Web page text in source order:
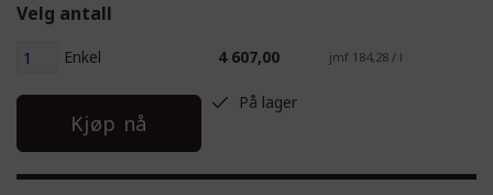
Velg antall
Enkel 4 607,00 jmf 184,28 / l
Kjøp nå
På lager